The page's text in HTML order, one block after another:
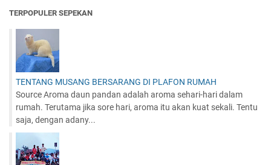
TERPOPULER SEPEKAN
TENTANG MUSANG BERSARANG DI PLAFON RUMAH
Source Aroma daun pandan adalah aroma sehari-hari dalam
rumah. Terutama jika sore hari, aroma itu akan kuat sekali. Tentu
saja, dengan adany...